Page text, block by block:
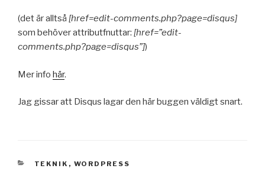
(det är alltså [href=edit-comments.php?page=disqus]
som behöver attributfnuttar: [href=”edit-
comments.php?page=disqus”])
Mer info här.
Jag gissar att Disqus lagar den här buggen väldigt snart.
KATEGORIER
TEKNIK , WORDPRESS